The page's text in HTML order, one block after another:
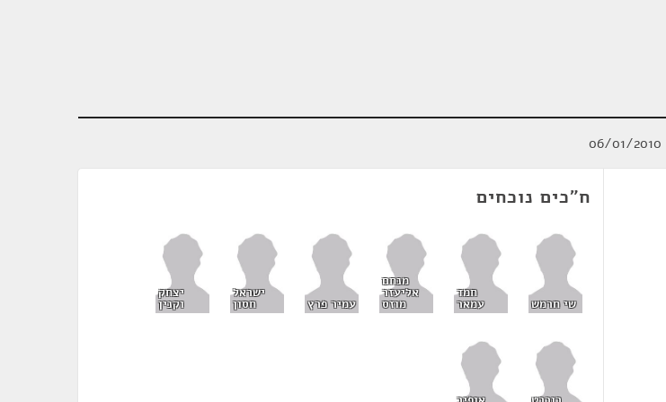
ח"כים נוכחים
שי חרמש
חמד
עמאר
מנחם
אליעזר
מוזס עמיר פרץ
ישראל
חסון
יצחק
וקנין